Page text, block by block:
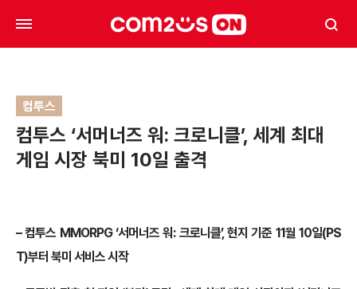
컴투스
컴투스 ‘서머너즈 워: 크로니클’, 세계 최대
게임 시장 북미 10일 출격
– 컴투스 MMORPG ‘서머너즈 워: 크로니클’, 현지 기준 11월 10일(PS
T)부터 북미 서비스 시작